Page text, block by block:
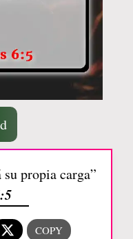
propia carga”